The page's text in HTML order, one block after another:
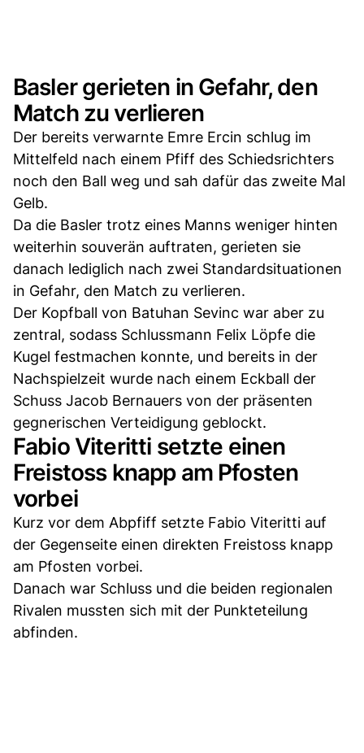
Basler gerieten in Gefahr, den
Match zu verlieren
Der bereits verwarnte Emre Ercin schlug im
Mittelfeld nach einem Pfiff des Schiedsrichters
noch den Ball weg und sah dafür das zweite Mal
Gelb.
Da die Basler trotz eines Manns weniger hinten
weiterhin souverän auftraten, gerieten sie
danach lediglich nach zwei Standardsituationen
in Gefahr, den Match zu verlieren.
Der Kopfball von Batuhan Sevinc war aber zu
zentral, sodass Schlussmann Felix Löpfe die
Kugel festmachen konnte, und bereits in der
Nachspielzeit wurde nach einem Eckball der
Schuss Jacob Bernauers von der präsenten
gegnerischen Verteidigung geblockt.
Fabio Viteritti setzte einen
Freistoss knapp am Pfosten
vorbei
Kurz vor dem Abpfiff setzte Fabio Viteritti auf
der Gegenseite einen direkten Freistoss knapp
am Pfosten vorbei.
Danach war Schluss und die beiden regionalen
Rivalen mussten sich mit der Punkteteilung
abfinden.